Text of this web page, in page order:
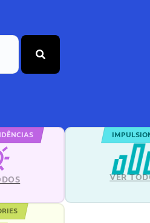
VER